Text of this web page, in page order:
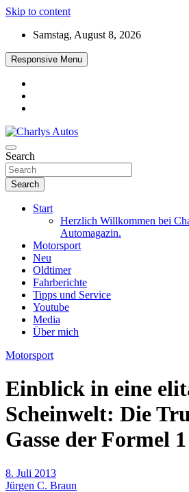
Skip to content
Samstag, August 8, 2026
Responsive Menu
Charlys Autos
Das neue Automagazin – global.
Search
Search
Start
Herzlich Willkommen bei
Automagazin.
Motorsport
Neu
Oldtimer
Fahrberichte
Tipps und Service
Youtube
Media
Über mich
Motorsport
Einblick in eine
Scheinwelt: Die
Gasse der Formel 1
8. Juli 2013
Jürgen C. Braun